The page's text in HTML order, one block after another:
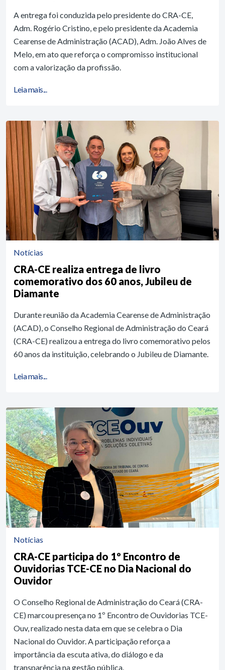
A entrega foi conduzida pelo presidente do CRA-CE,
Adm. Rogério Cristino, e pelo presidente da Academia
Cearense de Administração (ACAD), Adm. João Alves de
Melo, em ato que reforça o compromisso institucional
com a valorização da profissão.
Leia mais...
Notícias
CRA-CE realiza entrega de livro
comemorativo dos 60 anos, Jubileu de
Diamante
Durante reunião da Academia Cearense de Administração
(ACAD), o Conselho Regional de Administração do Ceará
(CRA-CE) realizou a entrega do livro comemorativo pelos
60 anos da instituição, celebrando o Jubileu de Diamante.
Leia mais...
Notícias
CRA-CE participa do 1º Encontro de
Ouvidorias TCE-CE no Dia Nacional do
Ouvidor
O Conselho Regional de Administração do Ceará (CRA-
CE) marcou presença no 1º Encontro de Ouvidorias TCE-
Ouv, realizado nesta data em que se celebra o Dia
Nacional do Ouvidor. A participação reforça a
importância da escuta ativa, do diálogo e da
transparência na gestão pública.